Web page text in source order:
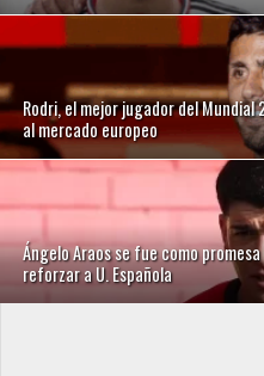
Rodri, el mejor jugador del
al mercado europeo
Ángelo Araos se fue como
reforzar a U. Española